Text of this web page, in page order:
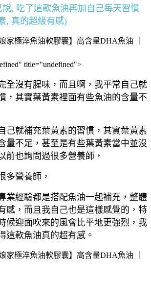
, 吃了這款魚油再加自己每天習慣
, 真的超級有感)
title="undefined">
全沒有腥味，而且啊，我平常自己就
，其實葉黃素裡面有些魚油的含量不
己就補充葉黃素的習慣，其實葉黃素
量不足，甚至是有些葉黃素當中並沒
前也詢問過很多營養師，
多營養師，
業經驗都是搭配魚油一起補充，整體
感，而且我自己也是這樣感覺的，特
候迎面吹來的風會比平地更強烈，我
這款魚油真的超有感。